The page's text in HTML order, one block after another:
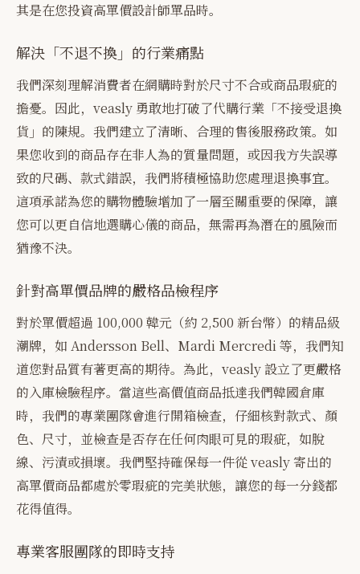
其是在您投資高單價設計師單品時。
解決「不退不換」的行業痛點
我們深刻理解消費者在網購時對於尺寸不合或商品瑕疵的
擔憂。因此，veasly 勇敢地打破了代購行業「不接受退換
貨」的陳規。我們建立了清晰、合理的售後服務政策。如
果您收到的商品存在非人為的質量問題，或因我方失誤導
致的尺碼、款式錯誤，我們將積極協助您處理退換事宜。
這項承諾為您的購物體驗增加了一層至關重要的保障，讓
您可以更自信地選購心儀的商品，無需再為潛在的風險而
猶豫不決。
針對高單價品牌的嚴格品檢程序
對於單價超過 100,000 韓元（約 2,500 新台幣）的精品級
潮牌，如 Andersson Bell、Mardi Mercredi 等，我們知
道您對品質有著更高的期待。為此，veasly 設立了更嚴格
的入庫檢驗程序。當這些高價值商品抵達我們韓國倉庫
時，我們的專業團隊會進行開箱檢查，仔細核對款式、顏
色、尺寸，並檢查是否存在任何肉眼可見的瑕疵，如脫
線、污漬或損壞。我們堅持確保每一件從 veasly 寄出的
高單價商品都處於零瑕疵的完美狀態，讓您的每一分錢都
花得值得。
專業客服團隊的即時支持